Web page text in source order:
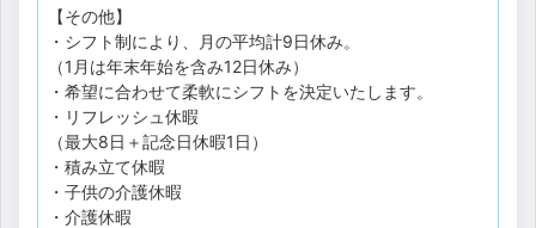
【その他】
・シフト制により、月の平均計9日休み。
（1月は年末年始を含み12日休み）
・希望に合わせて柔軟にシフトを決定いたします。
・リフレッシュ休暇
（最大8日＋記念日休暇1日）
・積み立て休暇
・子供の介護休暇
・介護休暇